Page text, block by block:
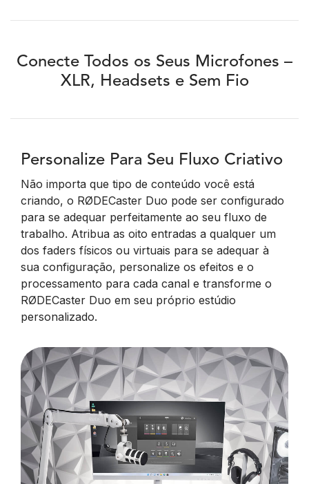
Conecte Todos os Seus Microfones –
XLR, Headsets e Sem Fio
Personalize Para Seu Fluxo Criativo
Não importa que tipo de conteúdo você está
criando, o RØDECaster Duo pode ser configurado
para se adequar perfeitamente ao seu fluxo de
trabalho. Atribua as oito entradas a qualquer um
dos faders físicos ou virtuais para se adequar à
sua configuração, personalize os efeitos e o
processamento para cada canal e transforme o
RØDECaster Duo em seu próprio estúdio
personalizado.